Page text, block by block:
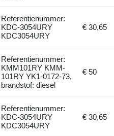
Referentienummer:
KDC-3054URY
KDC3054URY
€ 30,65
Referentienummer:
KMM101RY KMM-
101RY YK1-0172-73,
brandstof: diesel
€ 50
Referentienummer:
KDC-3054URY
KDC3054URY
€ 30,65